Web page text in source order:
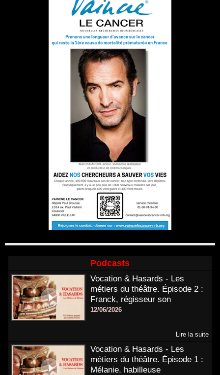
Podcasts
Vocation & Hasards - Les
métiers du théâtre. Épisode 2 :
Franck, régisseur son
12/06/2026
Lire la suite
Vocation & Hasards - Les
métiers du théâtre. Épisode 1 :
Mélanie, habilleuse